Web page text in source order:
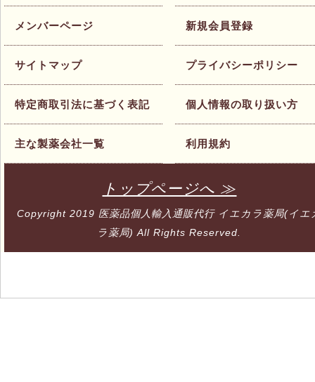
メンバーページ
サイトマップ
特定商取引法に基づく表記
主な製薬会社一覧
新規会員登録
プライバシーポリシー
個人情報の取り扱い方
利用規約
トップページへ ≫
Copyright 2019 医薬品個人輸入通販代行 イエカラ薬局(イエ
ラ薬局) All Rights Reserved.